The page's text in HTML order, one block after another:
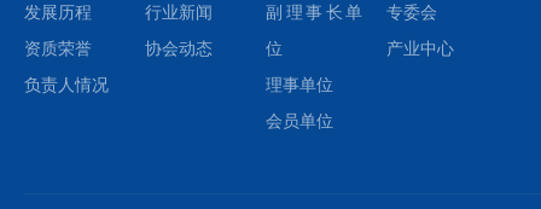
发展历程
资质荣誉
负责人情况
行业新闻
协会动态
副理事长单
位
理事单位
会员单位
专委会
产业中心